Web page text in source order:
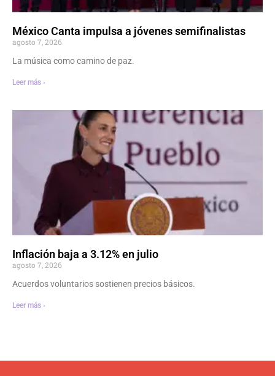
México Canta impulsa a jóvenes semifinalistas
agosto 7, 2026
La música como camino de paz.
Leer más ›
Inflación baja a 3.12% en julio
agosto 7, 2026
Acuerdos voluntarios sostienen precios básicos.
Leer más ›